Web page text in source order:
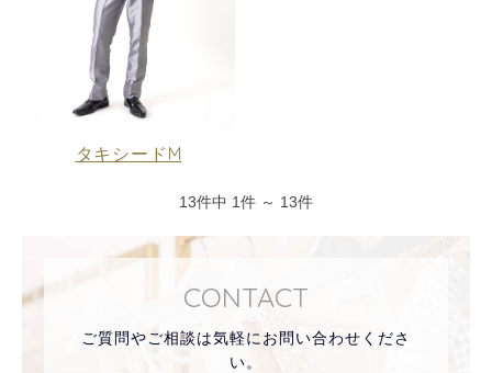
タキシードM
13件中 1件 ～ 13件
CONTACT
ご質問やご相談は気軽にお問い合わせくださ
い。